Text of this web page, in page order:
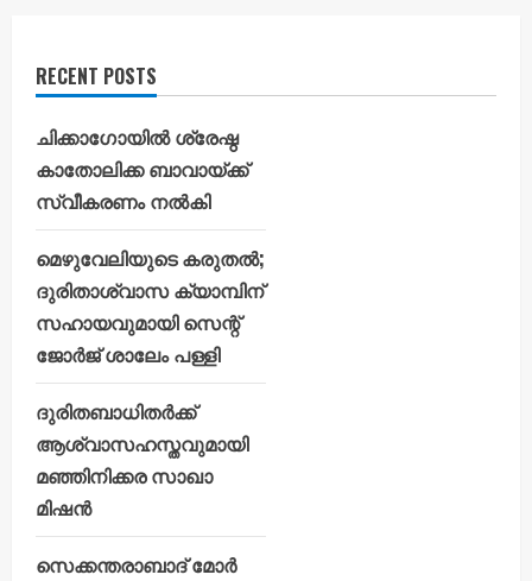
RECENT POSTS
ചിക്കാഗോയിൽ ശ്രേഷ്ഠ
കാതോലിക്ക ബാവായ്ക്ക്
സ്വീകരണം നൽകി
മെഴുവേലിയുടെ കരുതൽ;
ദുരിതാശ്വാസ ക്യാമ്പിന്
സഹായവുമായി സെന്റ്
ജോർജ് ശാലേം പള്ളി
ദുരിതബാധിതർക്ക്
ആശ്വാസഹസ്തവുമായി
മഞ്ഞിനിക്കര സാഖാ
മിഷൻ
സെക്കന്തരാബാദ് മോർ